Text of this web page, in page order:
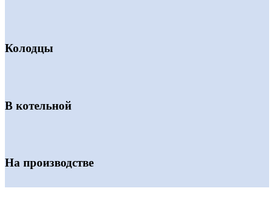
Колодцы
В котельной
На производстве